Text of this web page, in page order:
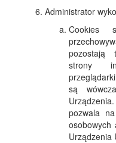
Administrator
Cookies
pozostają
strony
są
pozwala
osobowych
Urządzenia